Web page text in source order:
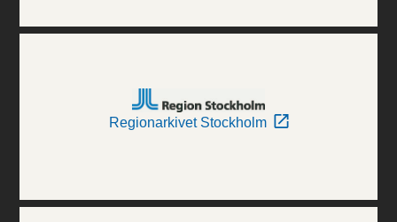
Regionarkivet Stockholm